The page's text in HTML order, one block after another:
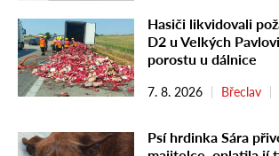
Hasiči likvidovali
D2 u Velkých
porostu u dálnice
7. 8. 2026 Břeclav
Psí hrdinka Sára